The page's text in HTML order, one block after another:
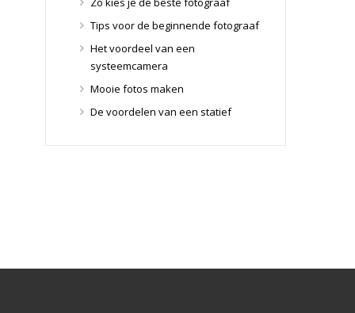
Lensdoppen
Lensfilters
(104)
Lensfilters
Lenzen
Smartphone lenzen
Snelkoppelplaatjes
Tips voor de beginnende fotograaf
Het voordeel van een
systeemcamera
Mooie fotos maken
De voordelen van een statief